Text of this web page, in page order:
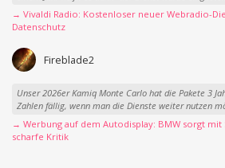
→ Vivaldi Radio: Kostenloser neuer Webradio-
Datenschutz
Fireblade2
Unser 2026er Kamiq Monte Carlo hat die Pakete 3
Zahlen fällig, wenn man die Dienste weiter nutzen
→ Werbung auf dem Autodisplay: BMW sorgt
scharfe Kritik